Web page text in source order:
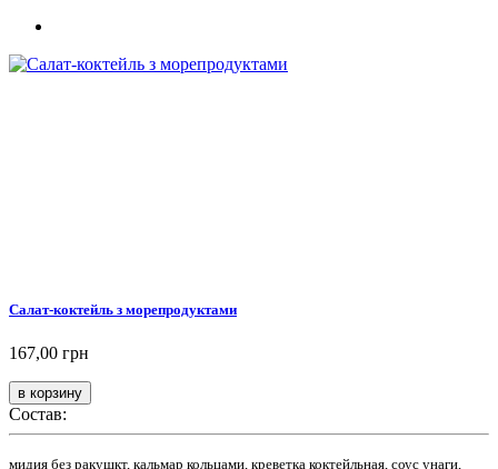
Салат-коктейль з морепродуктами
167,00 грн
Состав:
мидия без ракушкт, кальмар кольцами, креветка коктейльная, соус унаги,